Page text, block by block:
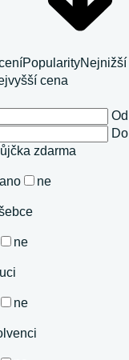
PopularityNejnižší
cena
Od
Do
zdarma
ano ne
ne
ne